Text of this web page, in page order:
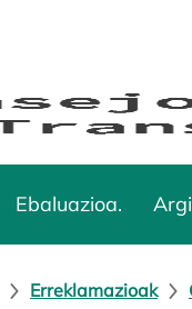
Ebaluazioa.
Erreklamazioak